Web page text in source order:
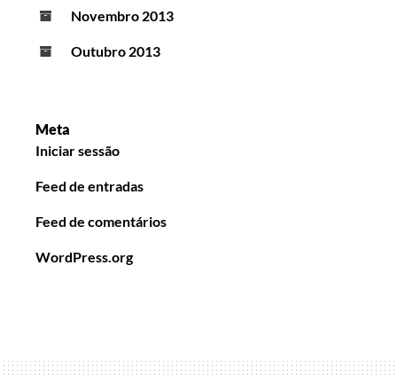
Novembro 2013
Outubro 2013
Meta
Iniciar sessão
Feed de entradas
Feed de comentários
WordPress.org